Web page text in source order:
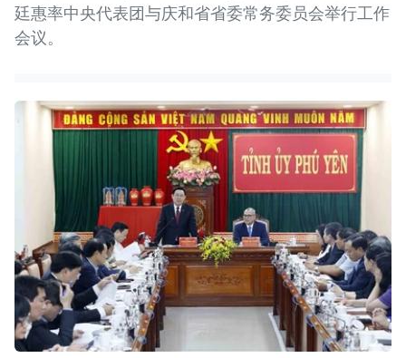
廷惠率中央代表团与庆和省省委常务委员会举行工作
会议。